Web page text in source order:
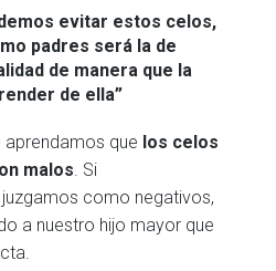
evitar estos celos,
padres será la de
de manera que la
de ella”
aprendamos que los celos
malos. Si
como negativos,
a nuestro hijo mayor que